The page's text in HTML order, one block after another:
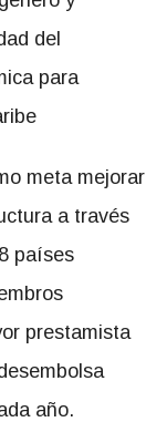
meta mejorar
a través
países
prestamista
año.